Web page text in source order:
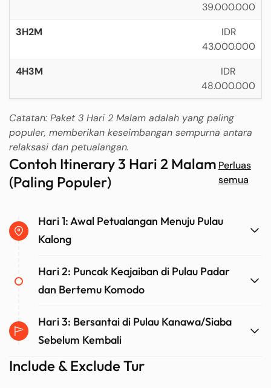
39.000.000
IDR
43.000.000
IDR
48.000.000
Catatan: Paket 3 Hari 2 Malam adalah yang paling
populer, memberikan keseimbangan sempurna antara
relaksasi dan petualangan.
Contoh Itinerary 3 Hari 2 Malam
(Paling Populer)
Perluas
semua
Hari 1: Awal Petualangan Menuju Pulau
Kalong
Hari 2: Puncak Keajaiban di Pulau Padar
dan Bertemu Komodo
Hari 3: Bersantai di Pulau Kanawa/Siaba
Sebelum Kembali
Include & Exclude Tur